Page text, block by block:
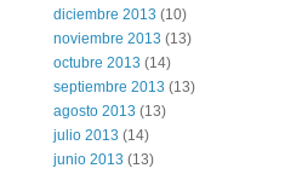
diciembre 2013 (10)
noviembre 2013 (13)
octubre 2013 (14)
septiembre 2013 (13)
agosto 2013 (13)
julio 2013 (14)
junio 2013 (13)